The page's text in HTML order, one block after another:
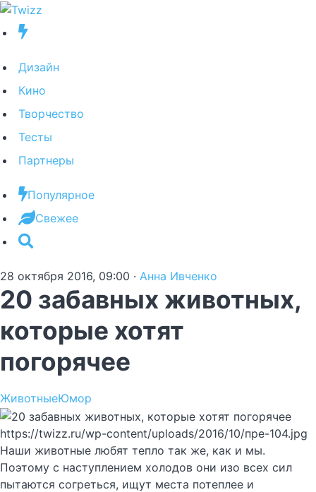
Дизайн
Кино
Творчество
Тесты
Партнеры
Популярное
Свежее
28 октября 2016, 09:00 · Анна Ивченко
20 забавных животных,
которые хотят
погорячее
ЖивотныеЮмор
https://twizz.ru/wp-content/uploads/2016/10/пре-104.jpg
Наши животные любят тепло так же, как и мы.
Поэтому с наступлением холодов они изо всех сил
пытаются согреться, ищут места потеплее и